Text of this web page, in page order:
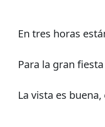
En tres horas
Para la gran
La vista es